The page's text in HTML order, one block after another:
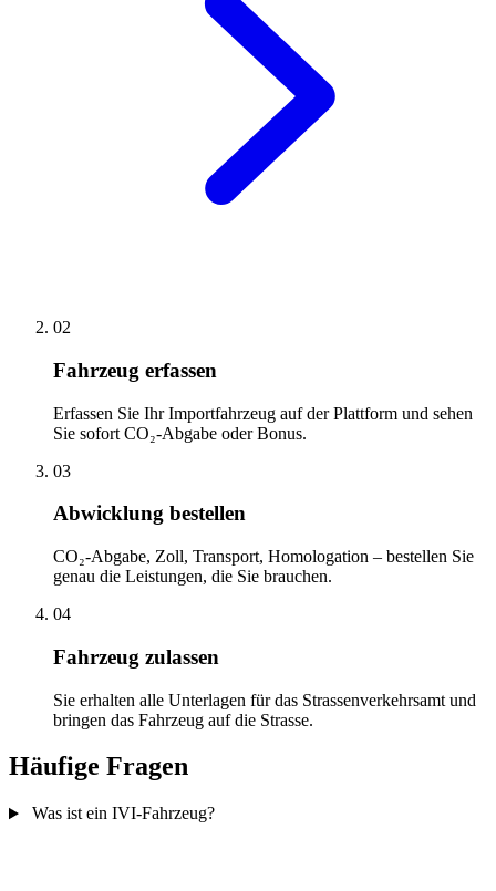
02
Fahrzeug erfassen
Erfassen Sie Ihr Importfahrzeug auf der Plattform und sehen
Sie sofort CO₂-Abgabe oder Bonus.
03
Abwicklung bestellen
CO₂-Abgabe, Zoll, Transport, Homologation – bestellen Sie
genau die Leistungen, die Sie brauchen.
04
Fahrzeug zulassen
Sie erhalten alle Unterlagen für das Strassenverkehrsamt und
bringen das Fahrzeug auf die Strasse.
Häufige Fragen
Was ist ein IVI-Fahrzeug?